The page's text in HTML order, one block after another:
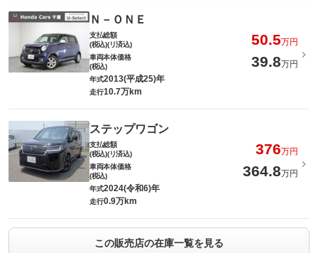
Ｎ－ＯＮＥ
支払総額
(税込)(リ済込)
50.5万円
車両本体価格
(税込)
39.8万円
年式2013(平成25)年
走行10.7万km
ステップワゴン
支払総額
(税込)(リ済込)
376万円
車両本体価格
(税込)
364.8万円
年式2024(令和6)年
走行0.9万km
この販売店の在庫一覧を見る